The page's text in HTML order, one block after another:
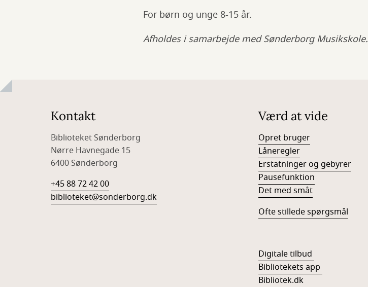
For børn og unge 8-15 år.
Afholdes i samarbejde med Sønderborg Musikskole.
Kontakt
Biblioteket Sønderborg
Nørre Havnegade 15
6400 Sønderborg
+45 88 72 42 00
biblioteket@sonderborg.dk
Værd at vide
Opret bruger
Låneregler
Erstatninger og gebyrer
Pausefunktion
Det med småt
Ofte stillede spørgsmål
Digitale tilbud
Bibliotekets app
Bibliotek.dk